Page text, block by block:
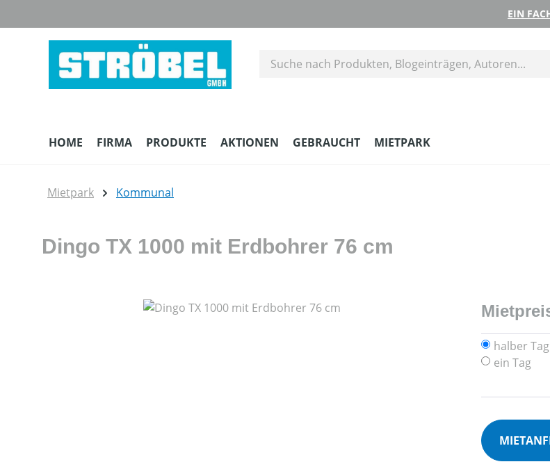
EIN
HOME FIRMA PRODUKTE AKTIONEN GEBRAUCHT MIETPARK
Mietpark Kommunal
Dingo TX 1000 mit Erdbohrer 76 cm
Bildergalerie überspringen
halber Tag
ein Tag